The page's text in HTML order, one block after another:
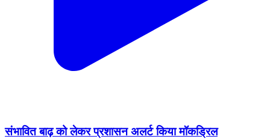
संभावित बाढ़ को लेकर प्रशासन अलर्ट किया मॉकड्रिल